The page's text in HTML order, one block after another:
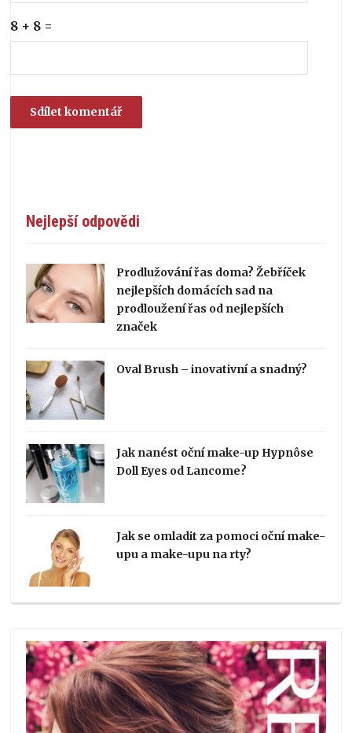
8 + 8 =
Nejlepší odpovědi
Prodlužování řas doma? Žebříček
nejlepších domácích sad na
prodloužení řas od nejlepších
značek
Oval Brush – inovativní a snadný?
Jak nanést oční make-up Hypnôse
Doll Eyes od Lancome?
Jak se omladit za pomoci oční make-
upu a make-upu na rty?